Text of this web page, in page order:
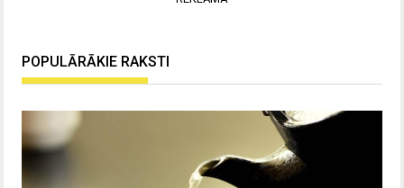
POPULĀRĀKIE RAKSTI